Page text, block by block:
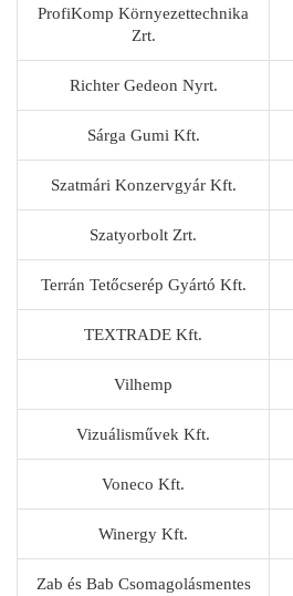
ProfiKomp Környezettechnika
Zrt.
Richter Gedeon Nyrt.
Sárga Gumi Kft.
Szatmári Konzervgyár Kft.
Szatyorbolt Zrt.
Terrán Tetőcserép Gyártó Kft.
TEXTRADE Kft.
Vilhemp
Vizuálisművek Kft.
Voneco Kft.
Winergy Kft.
Zab és Bab Csomagolásmentes